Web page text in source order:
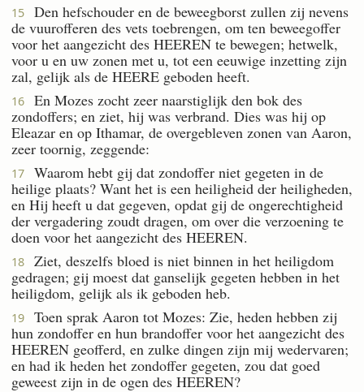
15
Den hefschouder en de beweegborst zullen zij nevens
de vuurofferen des vets toebrengen, om ten beweegoffer
voor het aangezicht des HEEREN te bewegen; hetwelk,
voor u en uw zonen met u, tot een eeuwige inzetting zijn
zal, gelijk als de HEERE geboden heeft.
16
En Mozes zocht zeer naarstiglijk den bok des
zondoffers; en ziet, hij was verbrand. Dies was hij op
Eleazar en op Ithamar, de overgebleven zonen van Aaron,
zeer toornig, zeggende:
17
Waarom hebt gij dat zondoffer niet gegeten in de
heilige plaats? Want het is een heiligheid der heiligheden,
en Hij heeft u dat gegeven, opdat gij de ongerechtigheid
der vergadering zoudt dragen, om over die verzoening te
doen voor het aangezicht des HEEREN.
18
Ziet, deszelfs bloed is niet binnen in het heiligdom
gedragen; gij moest dat ganselijk gegeten hebben in het
heiligdom, gelijk als ik geboden heb.
19
Toen sprak Aaron tot Mozes: Zie, heden hebben zij
hun zondoffer en hun brandoffer voor het aangezicht des
HEEREN geofferd, en zulke dingen zijn mij wedervaren;
en had ik heden het zondoffer gegeten, zou dat goed
geweest zijn in de ogen des HEEREN?